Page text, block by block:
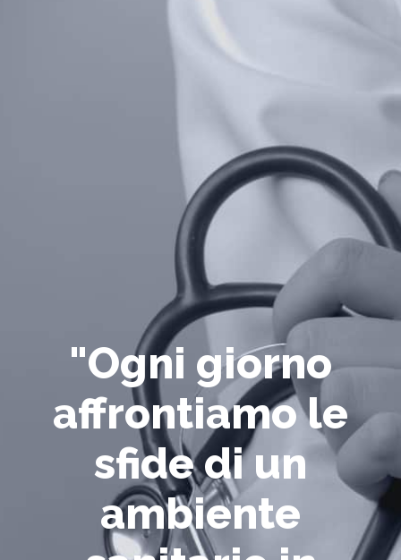
"Ogni giorno
affrontiamo le
sfide di un
ambiente